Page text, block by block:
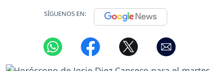
SÍGUENOS EN: